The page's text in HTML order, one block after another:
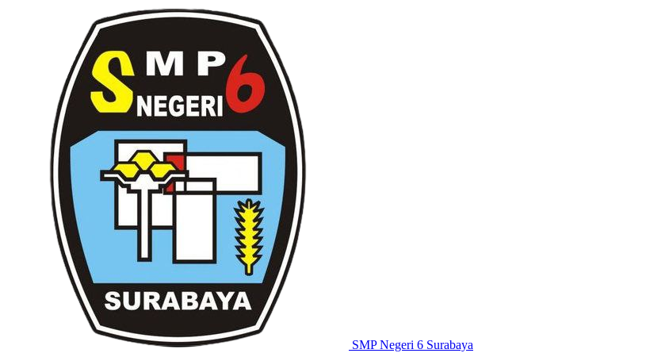
SMP Negeri 6 Surabaya